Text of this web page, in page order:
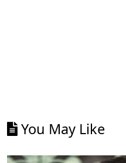
You May Like